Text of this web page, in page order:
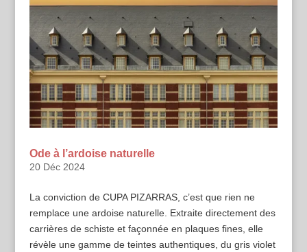
Ode à l’ardoise naturelle
20 Déc 2024
La conviction de CUPA PIZARRAS, c’est que rien ne
remplace une ardoise naturelle. Extraite directement des
carrières de schiste et façonnée en plaques fines, elle
révèle une gamme de teintes authentiques, du gris violet